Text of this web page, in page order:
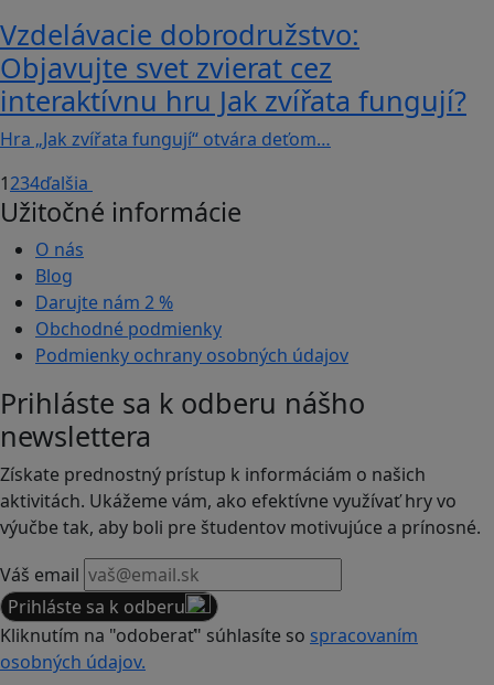
Vzdelávacie dobrodružstvo:
Objavujte svet zvierat cez
interaktívnu hru Jak zvířata fungují?
Hra „Jak zvířata fungují“ otvára deťom…
1234ďalšia
Užitočné informácie
O nás
Blog
Darujte nám 2 %
Obchodné podmienky
Podmienky ochrany osobných údajov
Prihláste sa k odberu nášho
newslettera
Získate prednostný prístup k informáciám o našich
aktivitách. Ukážeme vám, ako efektívne využívať hry vo
výučbe tak, aby boli pre študentov motivujúce a prínosné.
Váš email
Prihláste sa k odberu
Kliknutím na "odoberať" súhlasíte so spracovaním
osobných údajov.